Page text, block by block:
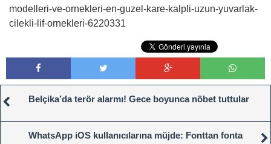
modelleri-ve-ornekleri-en-guzel-kare-kalpli-uzun-yuvarlak-
cilekli-lif-ornekleri-6220331
Belçika’da terör alarmı! Gece boyunca nöbet tuttular
WhatsApp iOS kullanıcılarına müjde: Fonttan fonta